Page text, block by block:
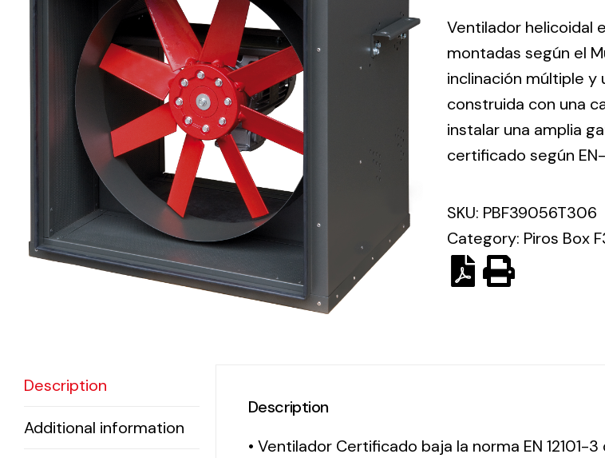
Electrical
Equipment
solutions in
lighting and
electrical
material for
each project
Ventilation
The
incorporation of
Novovent into
offer of
ventilation
products for
different uses
Ventilador helicoidal
montadas según el
inclinación múltiple y
construida con una
instalar una amplia
certificado según
SKU: PBF39056T306
Category: Piros Box
Description
Additional information
Description
• Ventilador Certificado baja la norma EN